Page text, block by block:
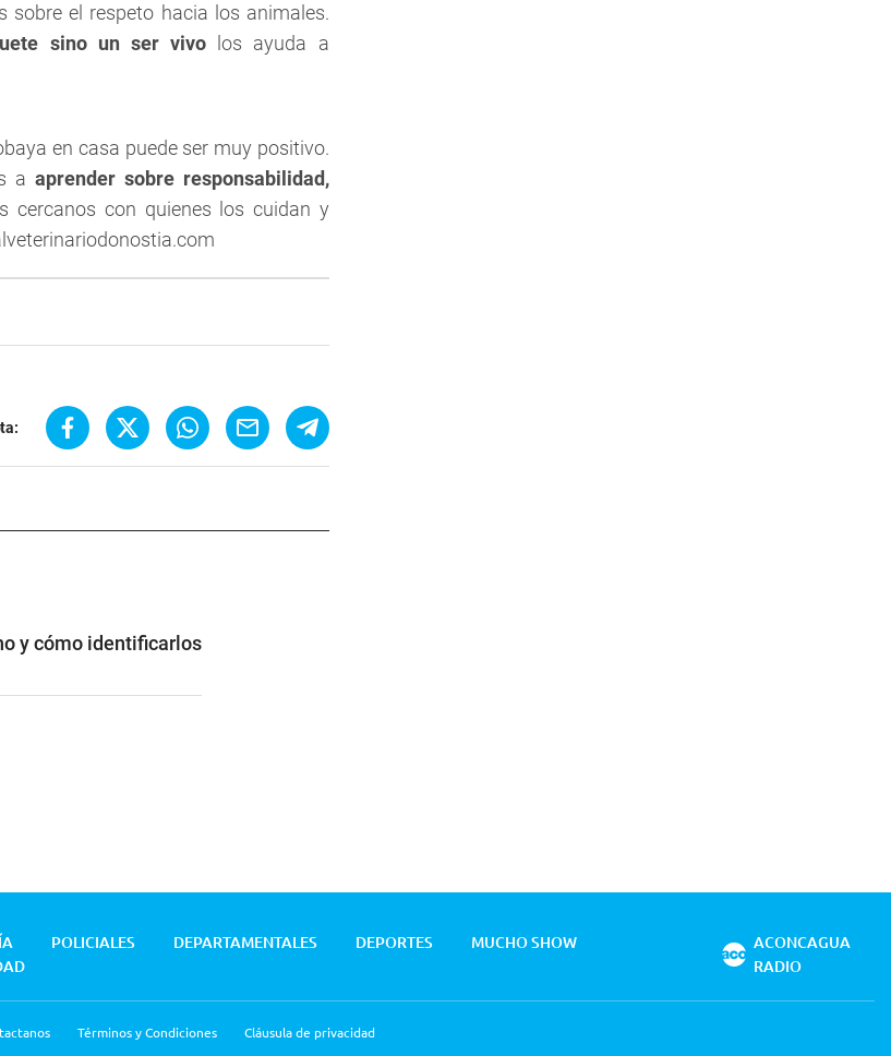
sobre el respeto hacia los animales.
sino un ser vivo los ayuda a
en casa puede ser muy positivo.
a aprender sobre responsabilidad,
cercanos con quienes los cuidan y
y cómo identificarlos
POLICIALES DEPARTAMENTALES DEPORTES
MUCHO SHOW
Términos y Condiciones Cláusula de privacidad
ACONCAGUA
RADIO